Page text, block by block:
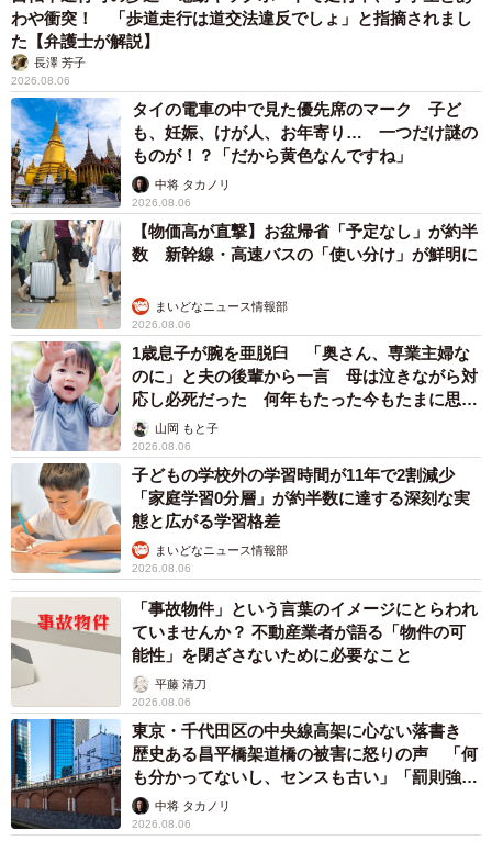
こちらは市街地でも比較的出会える確率が高いイソヒヨドリ。筆者も時
折、京都市内で見かけます（画像提供：Tadsさん）
オオルリよりひとまわり小さいコルリ。違いが分かりにくいが、オオル
リは喉が黒、コルリは白で見分けられる（画像提供：Tadsさん）
それにしても、長生きするほど羽色が青くなるなんて、ま
さに生物の神秘！
この現象について、約100種600羽の珍しい鳥を飼育してい
る「掛川花鳥園」（静岡県掛川市）の担当者の方にも、お
話をお伺いしました。
わや衝突！ 「歩道走行は道交法違反でしょ」と指摘されまし
た【弁護士が解説】
長澤 芳子
2026.08.06
タイの電車の中で見た優先席のマーク 子ど
も、妊娠、けが人、お年寄り… 一つだけ謎の
ものが！？「だから黄色なんですね」
中将 タカノリ
2026.08.06
【物価高が直撃】お盆帰省「予定なし」が約半
数 新幹線・高速バスの「使い分け」が鮮明に
まいどなニュース情報部
2026.08.06
1歳息子が腕を亜脱臼 「奥さん、専業主婦な
のに」と夫の後輩から一言 母は泣きながら対
応し必死だった 何年もたった今もたまに思い
出し…山岡 もと子
2026.08.06
子どもの学校外の学習時間が11年で2割減少
「家庭学習0分層」が約半数に達する深刻な実
態と広がる学習格差
まいどなニュース情報部
2026.08.06
「事故物件」という言葉のイメージにとらわれ
ていませんか？ 不動産業者が語る「物件の可
能性」を閉ざさないために必要なこと
平藤 清刀
2026.08.06
東京・千代田区の中央線高架に心ない落書き
歴史ある昌平橋架道橋の被害に怒りの声 「何
も分かってないし、センスも古い」「罰則強化
して」中将 タカノリ
2026.08.06